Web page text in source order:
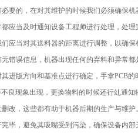
的，在对其维护的时候我们必须确保机
应当及时通知设备工程师进行处理，处
当对其送料器的距离进行调整，以确保
错误信息，机器出现任何的弃料和异常
版方向和基准点进行确定，手拿PCB的
良现象出现，更换物料的时候还行乣通
改，这些都有助于机器后期的生产与维护
，避免其吸嘴受到污染，确保设备内部